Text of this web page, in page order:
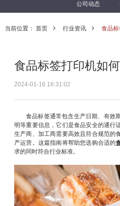
公司动态
当前位置： 首页 行业资讯 食品标
食品标签打印机如
2024-01-16 16:31:02
食品标签通常包含生产日期、有效
明等重要信息，它们是食品安全的通行
生产商、加工商需要高效且符合规范的
产运营。这篇指南将帮助您选购合适的
求的同时符合行业标准。